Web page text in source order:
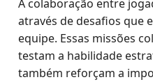
A colaboração entre
através de desafios que
equipe. Essas missões
testam a habilidade
também reforçam a